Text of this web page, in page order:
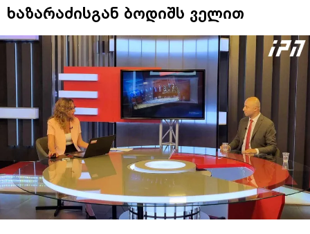
ხაზარაძისგან ბოდიშს ველით